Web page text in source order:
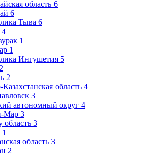
область 6
6
Тыва 6
4
1
1
Ингушетия 5
2
2
область 4
3
автономный округ 4
Мар 3
область 3
1
область 3
2